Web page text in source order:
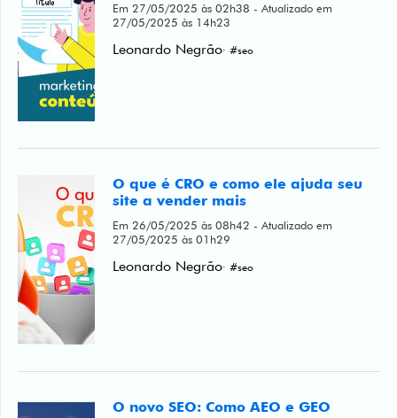
Em 27/05/2025 às 02h38 - Atualizado em
27/05/2025 às 14h23
Leonardo Negrão· #seo
O que é CRO e como ele ajuda seu
site a vender mais
Em 26/05/2025 às 08h42 - Atualizado em
27/05/2025 às 01h29
Leonardo Negrão· #seo
O novo SEO: Como AEO e GEO